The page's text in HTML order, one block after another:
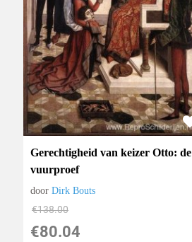
Gerechtigheid van keizer Otto: de
vuurproef
doorDirk Bouts
€138.00
€80.04